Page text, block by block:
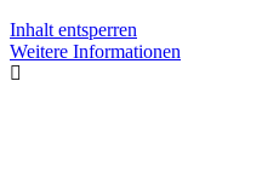
Inhalt entsperren
Weitere Informationen